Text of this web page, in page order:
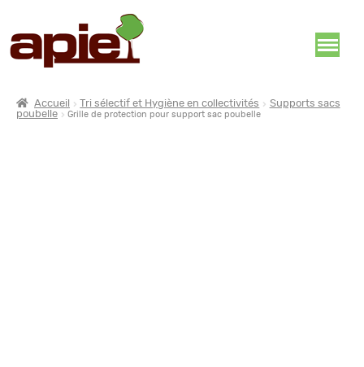
Accueil Tri sélectif et Hygiène en collectivités
Supports sacs
poubelle
Grille de protection pour support sac poubelle